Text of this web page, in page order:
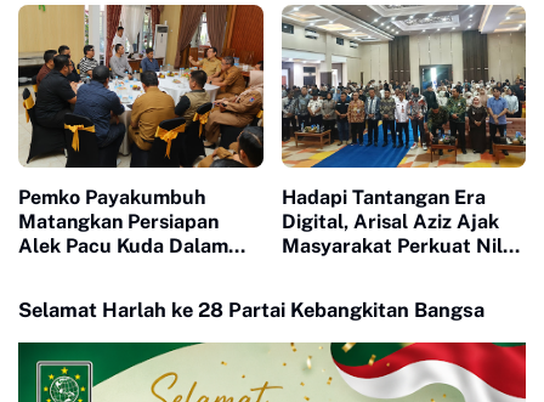
Payakumbuh
Pemko Payakumbuh
Matangkan Persiapan
Alek Pacu Kuda Dalam
Hadapi Tantangan Era
Digital, Arisal Aziz Ajak
Masyarakat Perkuat Nilai
Selamat Harlah ke 28 Partai Kebangkitan Bangsa